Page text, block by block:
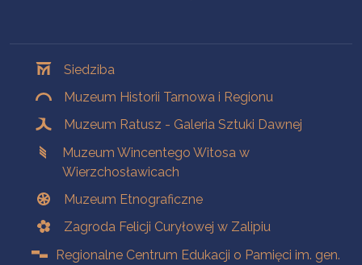
Siedziba
Muzeum Historii Tarnowa i Regionu
Muzeum Ratusz - Galeria Sztuki Dawnej
Muzeum Wincentego Witosa w
Wierzchosławicach
Muzeum Etnograficzne
Zagroda Felicji Curyłowej w Zalipiu
Regionalne Centrum Edukacji o Pamięci im. gen.